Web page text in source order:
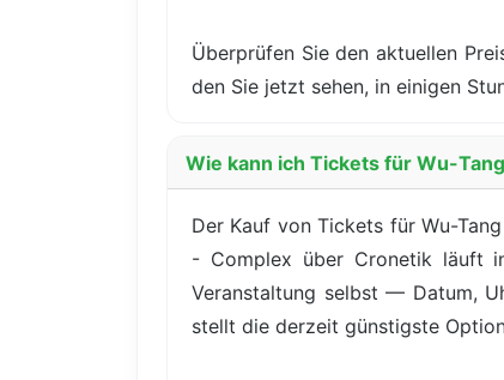
Überprüfen Sie den aktuellen
den Sie jetzt sehen, in einigen
Wie kann ich Tickets für Wu-
Der Kauf von Tickets für Wu-
- Complex über Cronetik läuft
Veranstaltung selbst — Datum,
stellt die derzeit günstigste